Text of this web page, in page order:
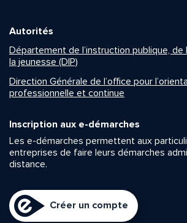
Autorités
Département de l’instruction publique,
la jeunesse (DIP)
Direction Générale de l’office pour
professionnelle et continue
Inscription aux e-démarches
Les e-démarches permettent aux
entreprises de faire leurs démarches
distance.
Créer un compte